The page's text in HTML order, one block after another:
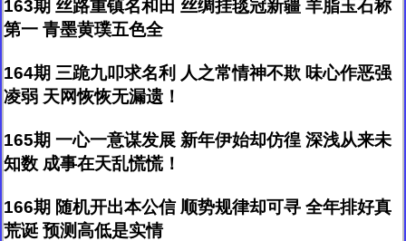
163期 丝路重镇名和田 丝绸挂毯冠新疆 羊脂玉石称
第一 青墨黄璞五色全
164期 三跪九叩求名利 人之常情神不欺 味心作恶强
凌弱 天网恢恢无漏遗！
165期 一心一意谋发展 新年伊始却仿徨 深浅从来未
知数 成事在天乱慌慌！
166期 随机开出本公信 顺势规律却可寻 全年排好真
荒诞 预测高低是实情